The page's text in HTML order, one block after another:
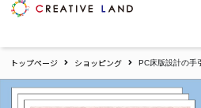
ク
エ
イ
テ
ィ
トップページ ショッピング PC床版設計の手